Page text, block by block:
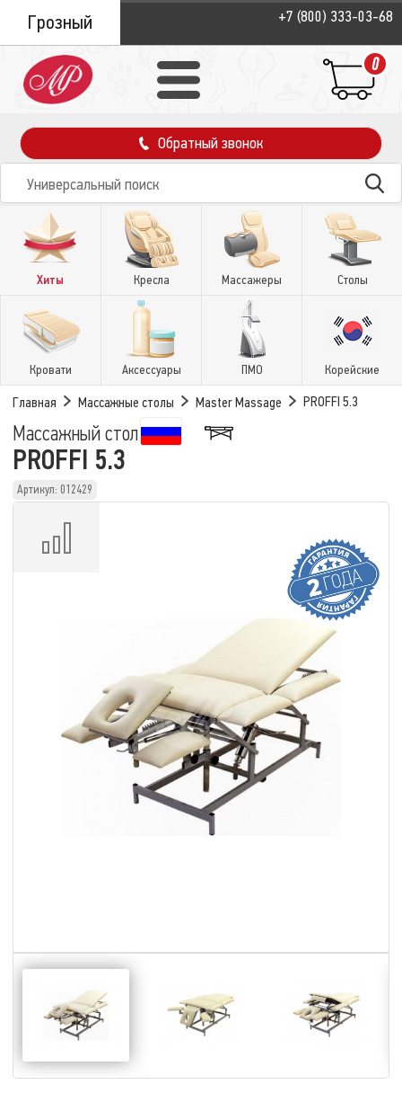
Грозный +7 (800) 333-03-68
0
Обратный звонок
Хиты Кресла Массажеры Столы
Кровати Аксессуары ПМО Корейские
Главная Массажные столы Master Massage PROFFI 5.3
Массажный стол
PROFFI 5.3
Артикул: 012429